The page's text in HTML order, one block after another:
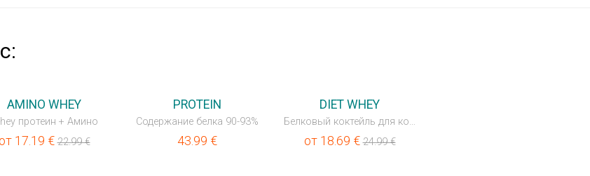
AMINO WHEY
протеин + Амино
от 17.19 €22.99€
PROTEIN
Содержание белка 90-93%
43.99 €
DIET WHEY
Белковый коктейль для контроля веса
от 18.69 €24.99€